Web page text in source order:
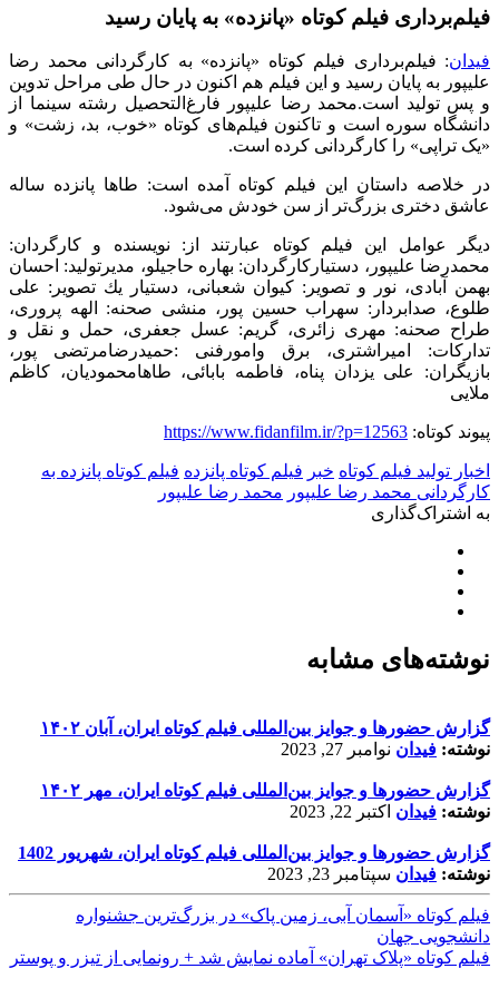
فیلم‌برداری فیلم کوتاه «پانزده» به پایان رسید
فیدان: فیلم‌برداری فیلم کوتاه «پانزده» به کارگردانی محمد رضا
علیپور به پایان رسید و این فیلم هم اکنون در حال طی مراحل تدوین
و پس تولید است.محمد رضا علیپور فارغ‌التحصیل رشته سینما از
دانشگاه سوره است و تاکنون فیلم‌های کوتاه «خوب، بد، زشت» و
«یک تراپی» را کارگردانی کرده است.
در خلاصه داستان این فیلم کوتاه آمده است: طاها پانزده ساله
عاشق دختری بزرگ‌تر از سن خودش می‌شود.
دیگر عوامل این فیلم کوتاه عبارتند از:
نویسنده و كارگردان:
محمدرضا علیپور ، دستیارکارگردان: بهاره حاجیلو، مدیرتولید: احسان
بهمن آبادی، نور و تصویر: کیوان شعبانی، دستیار یك تصویر: علی
طلوع، صدابردار: سهراب حسین پور ، منشی صحنه: الهه پروری،
طراح صحنه: مهری زائری، گریم: عسل جعفری، حمل و نقل و
تداركات: امیراشتری، برق وامورفنی :حمیدرضامرتضی پور ،
بازیگران: علی یزدان ‌پناه، فاطمه بابائی، طاهامحمودیان، کاظم
ملایی
پیوند کوتاه: https://www.fidanfilm.ir/?p=12563
اخبار تولید فیلم کوتاه خبر فیلم کوتاه پانزده فیلم کوتاه پانزده به
کارگردانی محمد رضا علیپور محمد رضا علیپور
به اشتراک‌گذاری
نوشته‌های مشابه
گزارش حضورها و جوایز بین‌المللی فیلم کوتاه ایران، آبان ۱۴۰۲
نوشته: فیدان نوامبر 27, 2023
گزارش حضورها و جوایز بین‌المللی فیلم کوتاه ایران، مهر ۱۴۰۲
نوشته: فیدان اکتبر 22, 2023
گزارش حضورها و جوایز بین‌المللی فیلم کوتاه ایران، شهریور 1402
نوشته: فیدان سپتامبر 23, 2023
فیلم کوتاه «آسمان آبی، زمین پاک» در بزرگ‌ترین جشنواره
دانشجویی جهان
فیلم کوتاه «پلاک تهران» آماده نمایش شد + رونمایی از تیزر و پوستر